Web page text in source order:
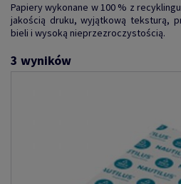
Papiery wykonane w 100 % z
jakością druku, wyjątkową teksturą,
bieli i wysoką nieprzezroczystością.
3 wyników